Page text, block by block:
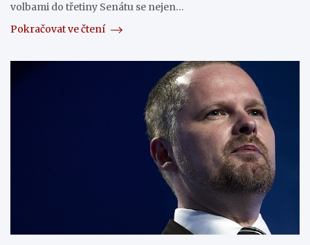
volbami do třetiny Senátu se nejen…
Pokračovat ve čtení